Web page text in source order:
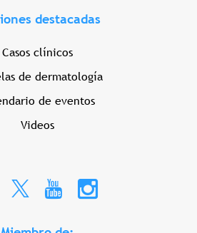
destacadas
Casos clínicos
de dermatología
de eventos
Videos